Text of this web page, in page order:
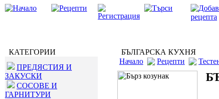
КАТЕГОРИИ
ПРЕДЯСТИЯ И
ЗАКУСКИ
СОСОВЕ И
ГАРНИТУРИ
БЪЛГАРСКА КУХНЯ
Начало
Рецепти